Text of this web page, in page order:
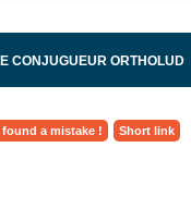
CONJUGUEUR ORTHOLUD
I found a mistake ! Short link